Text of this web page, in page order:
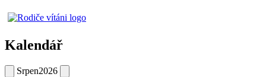
Kalendář
Srpen2026